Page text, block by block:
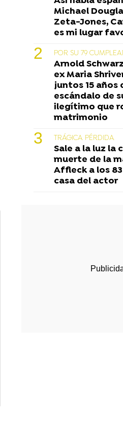
Michael
Zeta-Jones,
es mi lugar
POR SU 79
Arnold
ex Maria
juntos 15 años
escándalo de
ilegítimo que
matrimonio
TRÁGICA PÉRDIDA
Sale a la luz la
muerte de la
Affleck a los
casa del actor